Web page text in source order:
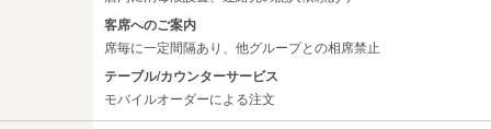
客席へのご案内
席毎に一定間隔あり、他グループとの相席禁止
テーブル/カウンターサービス
モバイルオーダーによる注文